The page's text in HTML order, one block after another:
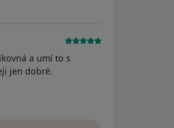
a umí to s
jen dobré.